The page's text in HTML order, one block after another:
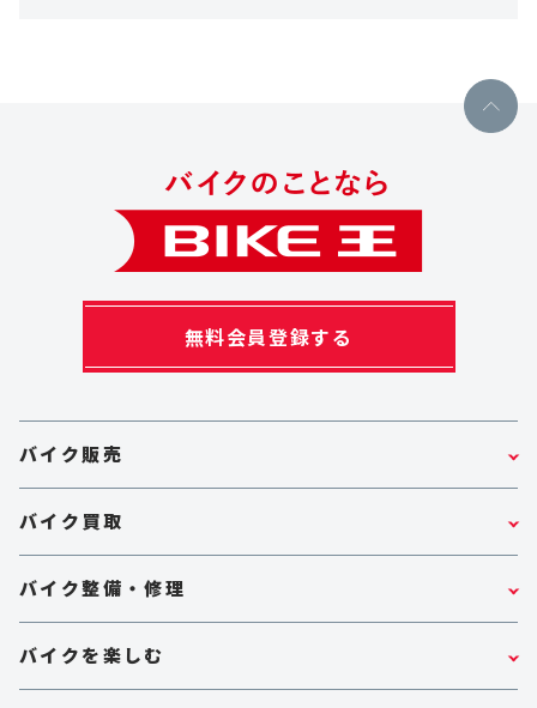
無料会員登録する
バイク販売
バイク買取
バイク整備・修理
バイクを楽しむ